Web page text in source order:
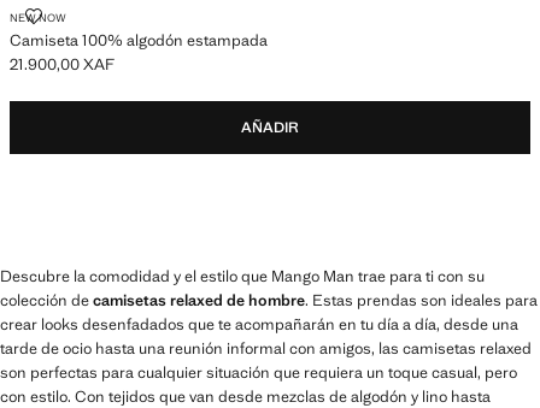
NEW NOW
Camiseta 100% algodón estampada
CAMISETA 100% ALGODÓN ESTAMPADA
Precio actual [21.900,00 XAF ]
21.900,00 XAF
AÑADIR
Descubre la comodidad y el estilo que Mango Man trae para ti con su
colección decamisetas relaxed de hombre. Estas prendas son ideales para
crear looks desenfadados que te acompañarán en tu día a día, desde una
tarde de ocio hasta una reunión informal con amigos, las camisetas relaxed
son perfectas para cualquier situación que requiera un toque casual, pero
con estilo. Con tejidos que van desde mezclas de algodón y lino hasta